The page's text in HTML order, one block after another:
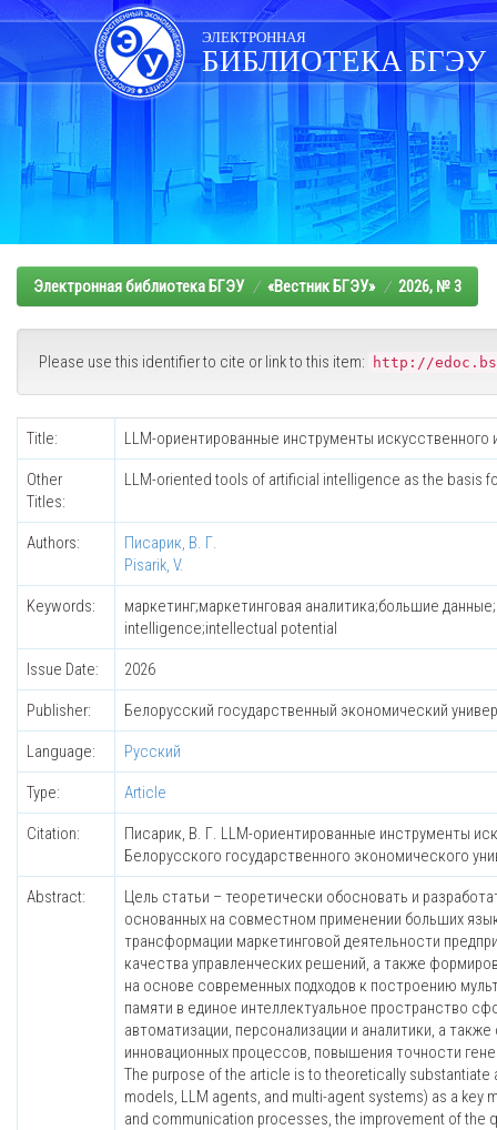
Skip
navigation
ЭЛЕКТРОННАЯ
БИБЛИОТЕКА БГЭУ
Электронная библиотека БГЭУ «Вестник БГЭУ» 2026, № 3
Please use this identifier to cite or link to this item: http://
Title: LLM-ориентированные инструменты
Other
Titles:
LLM-oriented tools of artificial intelligence as the basis
Authors:
Писарик, В. Г.
Pisarik, V.
Keywords:
маркетинг;маркетинговая аналитика;большие
intelligence;intellectual potential
Issue Date: 2026
Publisher: Белорусский государственный экономический
Language: Русский
Type: Article
Citation:
Писарик, В. Г. LLM-ориентированные инструменты
Белорусского государственного экономического
Abstract:
Цель статьи – теоретически обосновать и
основанных на совместном применении больших
трансформации маркетинговой деятельности
качества управленческих решений, а также
на основе современных подходов к построению
памяти в единое интеллектуальное пространство
автоматизации, персонализации и аналитики, а
инновационных процессов, повышения точности
The purpose of the article is to theoretically
models, LLM agents, and multi-agent systems) as a
and communication processes, the improvement of the